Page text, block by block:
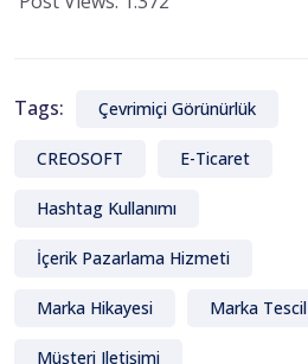
Tags: Çevrimiçi Görünürlük
CREOSOFT E-Ticaret
Hashtag Kullanımı
İçerik Pazarlama Hizmeti
Marka Hikayesi Marka Tescil
Müşteri Iletişimi